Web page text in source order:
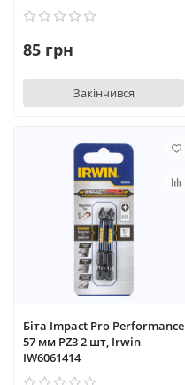
85 грн
Закінчився
Біта Impact Pro Performance
57 мм PZ3 2 шт, Irwin
IW6061414